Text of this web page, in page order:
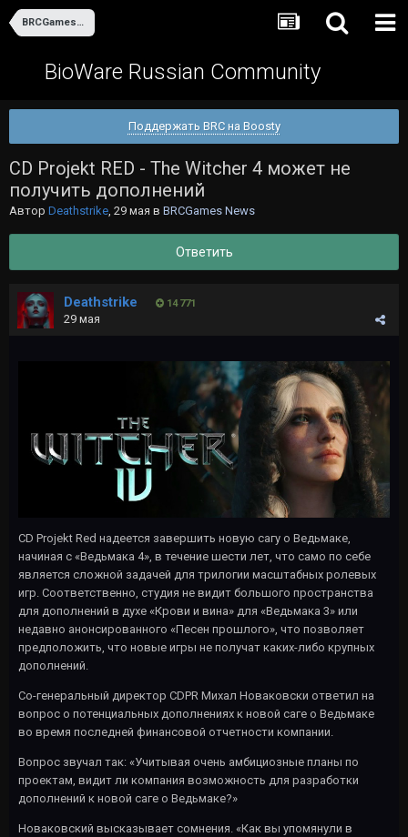
BRCGames News
BioWare Russian Community
Поддержать BRC на Boosty
CD Projekt RED - The Witcher 4 может не
получить дополнений
Автор Deathstrike, 29 мая в BRCGames News
Ответить
Deathstrike 14 771
29 мая
CD Projekt Red надеется завершить новую сагу о Ведьмаке,
начиная с «Ведьмака 4», в течение шести лет, что само по себе
является сложной задачей для трилогии масштабных ролевых
игр. Соответственно, студия не видит большого пространства
для дополнений в духе «Крови и вина» для «Ведьмака 3» или
недавно анонсированного «Песен прошлого», что позволяет
предположить, что новые игры не получат каких-либо крупных
дополнений.
Со-генеральный директор CDPR Михал Новаковски ответил на
вопрос о потенциальных дополнениях к новой саге о Ведьмаке
во время последней финансовой отчетности компании.
Вопрос звучал так: «Учитывая очень амбициозные планы по
проектам, видит ли компания возможность для разработки
дополнений к новой саге о Ведьмаке?»
Новаковский высказывает сомнения. «Как вы упомянули в